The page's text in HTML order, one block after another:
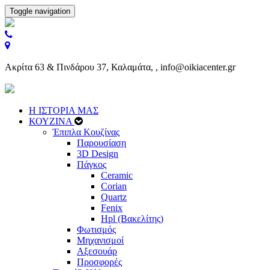
Toggle navigation
Ακρίτα 63 & Πινδάρου 37, Καλαμάτα, , info@oikiacenter.gr
Η ΙΣΤΟΡΙΑ ΜΑΣ
ΚΟΥΖΙΝΑ
Έπιπλα Κουζίνας
Παρουσίαση
3D Design
Πάγκος
Ceramic
Corian
Quartz
Fenix
Hpl (Βακελίτης)
Φωτισμός
Μηχανισμοί
Αξεσουάρ
Προσφορές